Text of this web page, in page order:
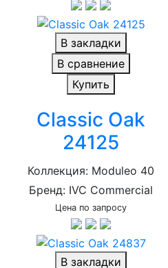
В закладки
В сравнение
Купить
Classic Oak
24125
Коллекция: Moduleo 40
Бренд: IVC Commercial
Цена по запросу
В закладки